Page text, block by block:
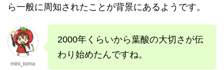
ら一般に周知されたことが背景にあるようです。
mini_toma
2000年くらいから葉酸の大切さが伝
わり始めたんですね。